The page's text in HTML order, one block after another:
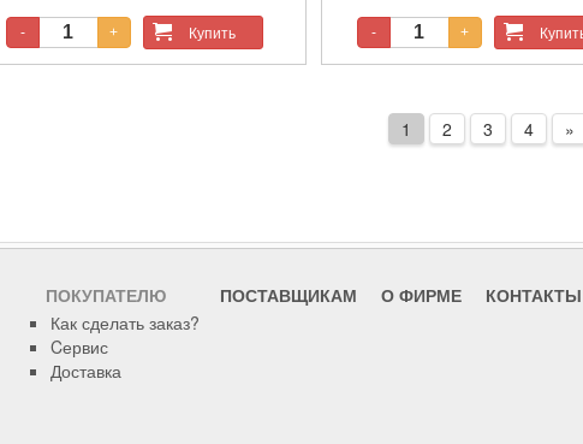
- + Купить - +
1 2 3 4 »
ПОКУПАТЕЛЮ
Как сделать заказ?
Cервис
Доставка
ПОСТАВЩИКАМ О ФИРМЕ КОНТАКТЫ